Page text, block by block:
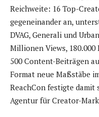
Reichweite: 16 Top-
gegeneinander an,
DVAG, Generali und
Millionen Views,
500 Content-Beiträgen
Format neue Maßstäbe
ReachCon festigte damit
Agentur für Creator-